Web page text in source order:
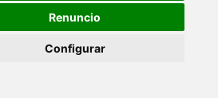
Renuncio
Configurar